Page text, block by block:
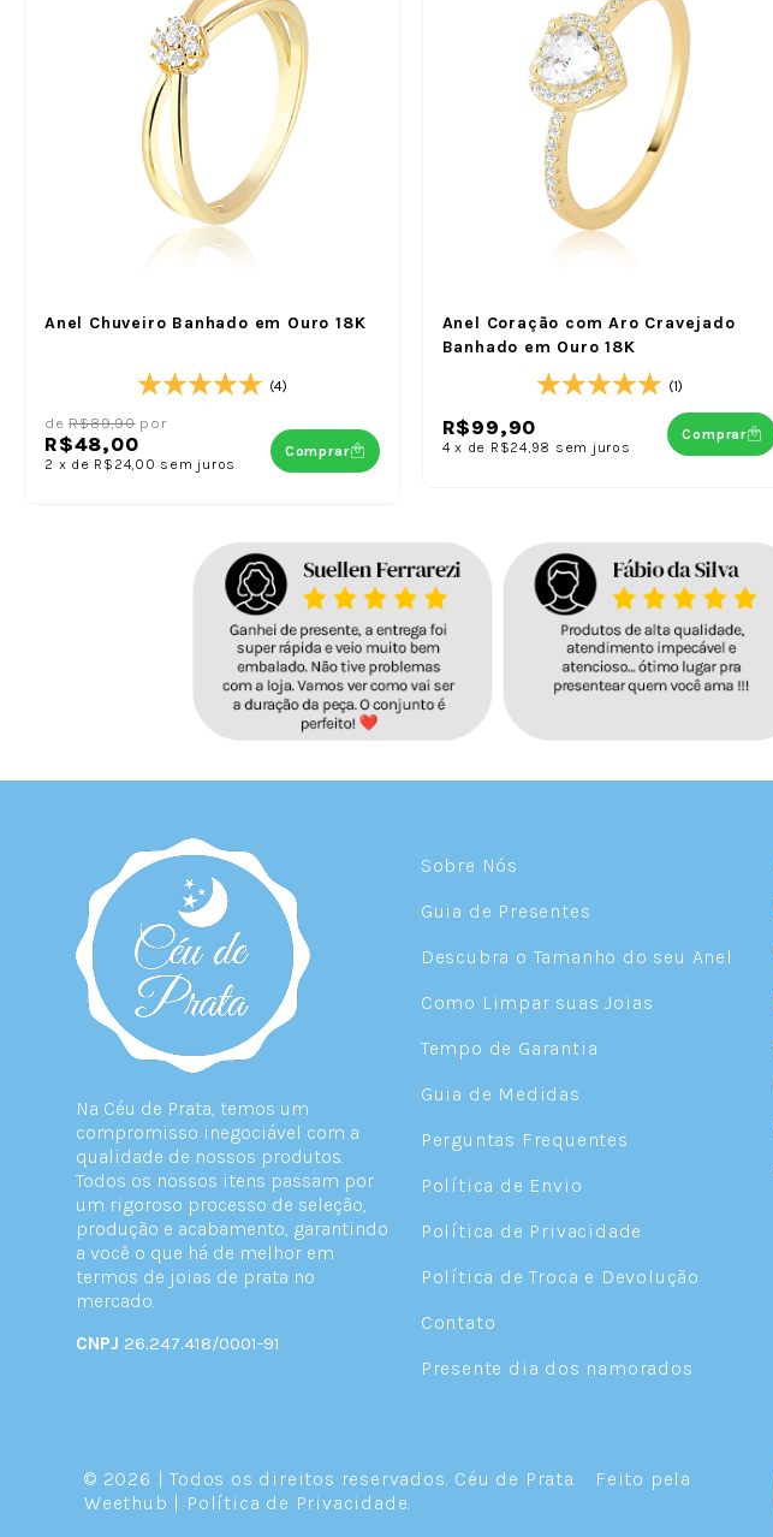
Anel Chuveiro Banhado em Ouro 18K
(4)
deR$89,90por
R$48,00
2 x de R$24,00 sem juros
Comprar
Anel Coração com Aro Cravejado
Banhado em Ouro 18K
(1)
R$99,90
4 x de R$24,98 sem juros
Comprar
Na Céu de Prata, temos um
compromisso inegociável com a
qualidade de nossos produtos.
Todos os nossos itens passam por
um rigoroso processo de seleção,
produção e acabamento, garantindo
a você o que há de melhor em
termos de joias de prata no
mercado.
CNPJ 26.247.418/0001-91
Sobre Nós
Guia de Presentes
Descubra o Tamanho do seu Anel
Como Limpar suas Joias
Tempo de Garantia
Guia de Medidas
Perguntas Frequentes
Política de Envio
Política de Privacidade
Política de Troca e Devolução
Contato
Presente dia dos namorados
© 2026 | Todos os direitos reservados. Céu de Prata.
Feito pela
Weethub | Política de Privacidade.